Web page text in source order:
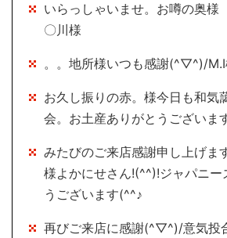
いらっしゃいませ。お噂の奥
〇川様
。。地所様いつも感謝(^▽^)/M.I
お久し振りの赤。様今日も和気
会。お土産ありがとうございま
みたびのご来店感謝申し上げま
様よかにせさん!(^^)!ジャパニー
うございます(^^♪
再びご来店に感謝(^▽^)/意気投